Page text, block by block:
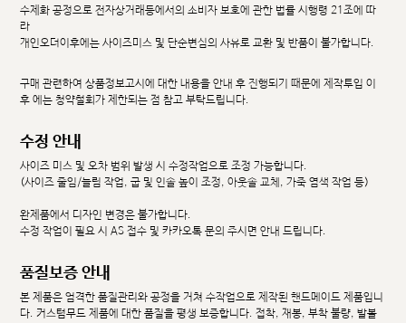
수제화 공정으로 전자상거래등에서의 소비자 보호에 관한 법률 시행령 21조에 따
라
개인오더이후에는 사이즈미스 및 단순변심의 사유로 교환 및 반품이 불가합니다.
구매 관련하여 상품정보고시에 대한 내용을 안내 후 진행되기 때문에 제작투입 이
후 에는 청약철회가 제한되는 점 참고 부탁드립니다.
수정 안내
사이즈 미스 및 오차 범위 발생 시 수정작업으로 조정 가능합니다.
(사이즈 줄임/늘림 작업, 굽 및 인솔 높이 조정, 아웃솔 교체, 가죽 염색 작업 등)
완제품에서 디자인 변경은 불가합니다.
수정 작업이 필요 시 AS 접수 및 카카오톡 문의 주시면 안내 드립니다.
품질보증 안내
본 제품은 엄격한 품질관리와 공정을 거쳐 수작업으로 제작된 핸드메이드 제품입니
다. 커스텀무드 제품에 대한 품질을 평생 보증합니다. 접착, 재봉, 부착 불량, 발볼